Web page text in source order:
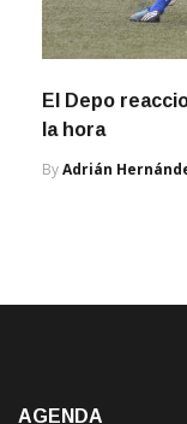
El Depo
la hora
ByAdrián
AGENDA